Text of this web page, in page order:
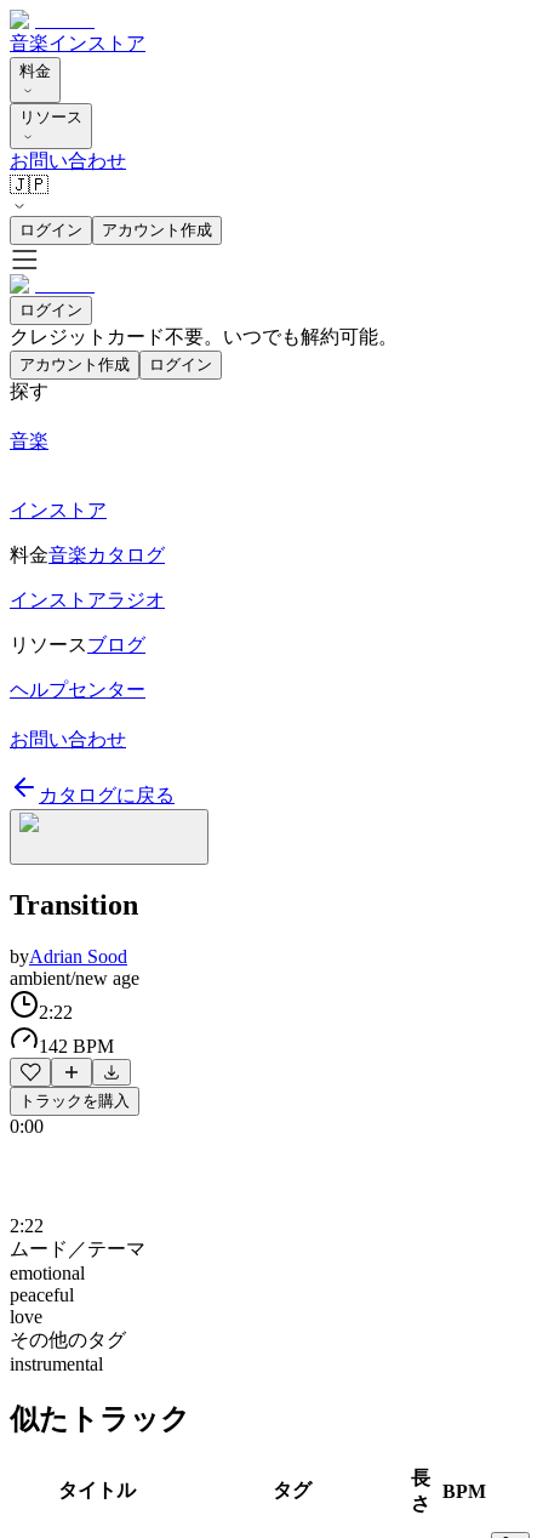
音楽インストア
料金
リソース
お問い合わせ
🇯🇵
ログイン アカウント作成
ログイン
クレジットカード不要。いつでも解約可能。
アカウント作成 ログイン
探す
音楽
インストア
料金音楽カタログ
インストアラジオ
リソースブログ
ヘルプセンター
お問い合わせ
カタログに戻る
Transition
byAdrian Sood
ambient/new age
2:22
142 BPM
トラックを購入
0:00
2:22
ムード／テーマ
emotional
peaceful
love
その他のタグ
instrumental
似たトラック
タイトル タグ
長
さ
BPM